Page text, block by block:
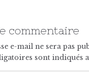
commentaire
e-mail ne sera pas
sont indiqués